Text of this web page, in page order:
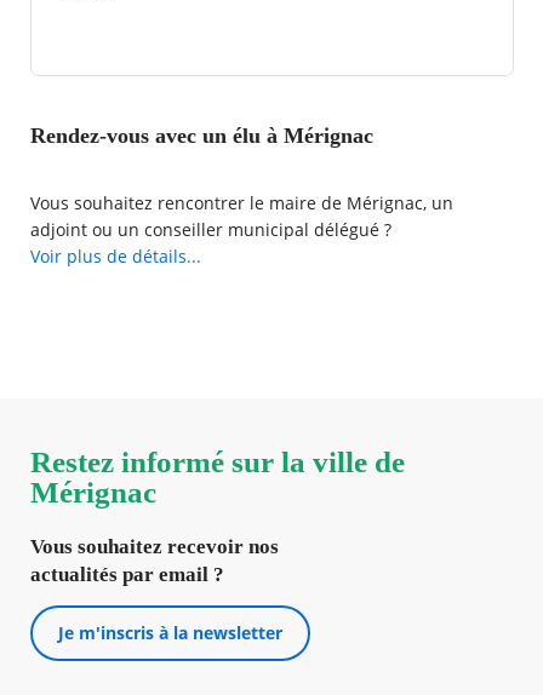
Rendez-vous avec un élu à Mérignac
Vous souhaitez rencontrer le maire de Mérignac, un
adjoint ou un conseiller municipal délégué ?
La Ville de Mérignac met à votre disposition une demande
Voir plus de détails...
Restez informé sur la ville de
Mérignac
Vous souhaitez recevoir nos
actualités par email ?
Je m'inscris à la newsletter